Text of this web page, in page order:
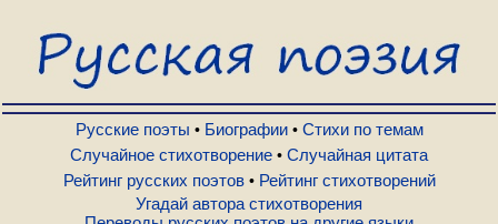
Русские поэты
Биографии
Стихи по темам
Русские поэты • Биографии• Стихи по темам
Случайное стихотворение • Случайная цитата
Рейтинг русских поэтов• Рейтинг стихотворений
Угадай автора стихотворения